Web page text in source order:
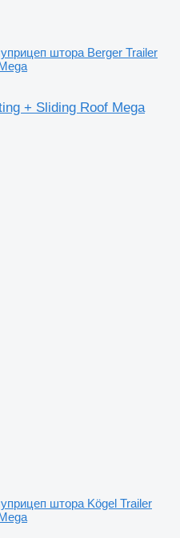
штора Berger Trailer
+ Sliding Roof Mega
штора Kögel Trailer